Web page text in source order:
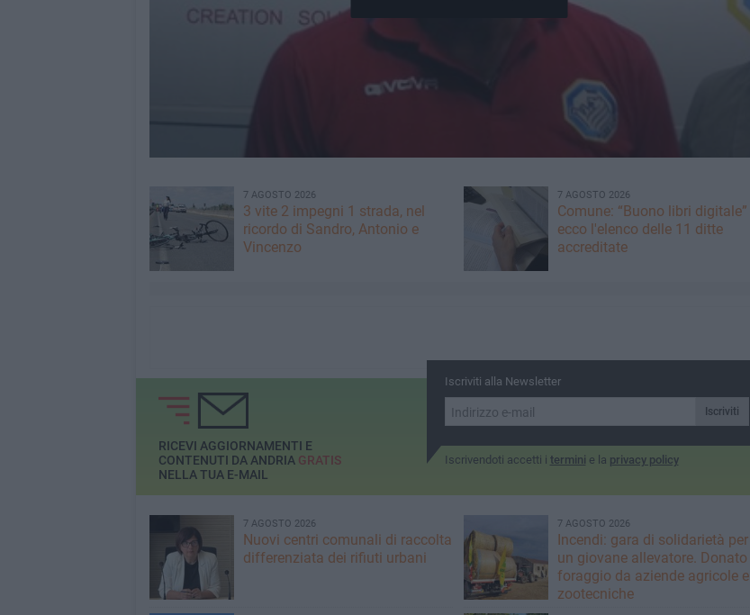
7 AGOSTO 2026
3 vite 2 impegni 1 strada, nel
ricordo di Sandro, Antonio e
Vincenzo
7 AGOSTO 2026
Comune: “Buono libri digitale”
ecco l'elenco delle 11 ditte
accreditate
Iscriviti alla Newsletter
Iscriviti
Iscrivendoti accetti i termini e la privacy policy
RICEVI AGGIORNAMENTI E
CONTENUTI DA ANDRIA GRATIS
NELLA TUA E-MAIL
7 AGOSTO 2026
Nuovi centri comunali di raccolta
differenziata dei rifiuti urbani
7 AGOSTO 2026
Incendi: gara di solidarietà per
un giovane allevatore. Donato
foraggio da aziende agricole e
zootecniche